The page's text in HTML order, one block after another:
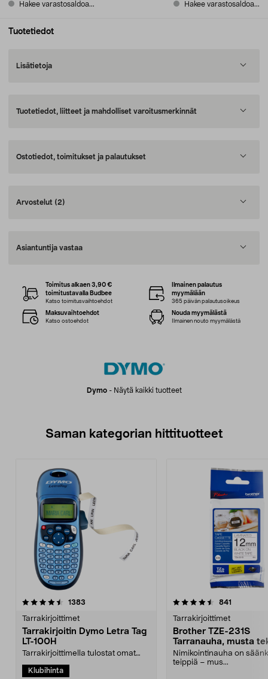
Hakee varastosaldoa... Hakee varastosaldoa...
Tuotetiedot
Lisätietoja
Tuotetiedot, liitteet ja mahdolliset varoitusmerkinnät
Ostotiedot, toimitukset ja palautukset
Arvostelut (2)
Asiantuntija vastaa
Dymo- Näytä kaikki tuotteet
Toimitus alkaen 3,90 €
toimitustavalla Budbee
Katso toimitusvaihtoehdot
Ilmainen palautus
myymälään
365 päivän palautusoikeus
Maksuvaihtoehdot
Katso ostoehdot
Nouda myymälästä
Ilmainen nouto myymälästä
Saman kategorian hittituotteet
1383
Tarrakirjoittimet
Tarrakirjoitin Dymo Letra Tag
LT-100H
Tarrakirjoittimella tulostat omat
etiketeill...
Klubihinta
4.5 viidestä
841
Tarrakirjoittimet
Brother TZE-231S
Tarranauha, musta
Nimikointinauha on
teippiä – mus...
4.5 viidestä